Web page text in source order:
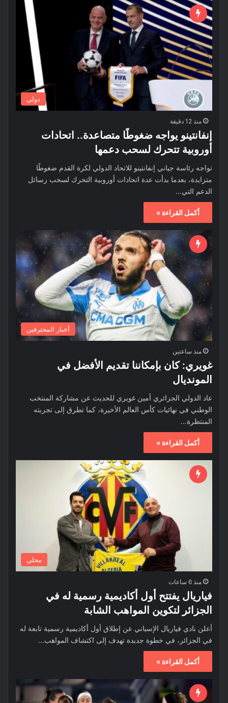
دولي
منذ 12 دقيقة
إنفانتينو يواجه ضغوطًا متصاعدة.. اتحادات
أوروبية تتحرك لسحب دعمها
تواجه رئاسة جياني إنفانتينو للاتحاد الدولي لكرة القدم ضغوطًا
متزايدة، بعدما بدأت عدة اتحادات أوروبية التحرك لسحب رسائل
الدعم التي…
أكمل القراءة »
أخبار المحترفين
منذ ساعتين
غويري: كان بإمكاننا تقديم الأفضل في
المونديال
عاد الدولي الجزائري أمين غويري للحديث عن مشاركة المنتخب
الوطني في نهائيات كأس العالم الأخيرة، كما تطرق إلى تجربته
المنتظرة…
أكمل القراءة »
محلي
منذ 6 ساعات
فياريال يفتتح أول أكاديمية رسمية له في
الجزائر لتكوين المواهب الشابة
أعلن نادي فياريال الإسباني عن إطلاق أول أكاديمية رسمية تابعة له
في الجزائر، في خطوة جديدة تهدف إلى اكتشاف المواهب…
أكمل القراءة »